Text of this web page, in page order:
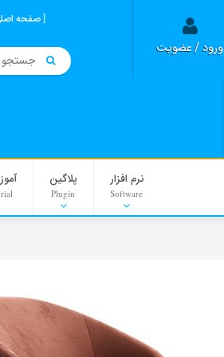
ورود / عضویت
صفحه
نرم افزار
Software
پلاگین
Plugin